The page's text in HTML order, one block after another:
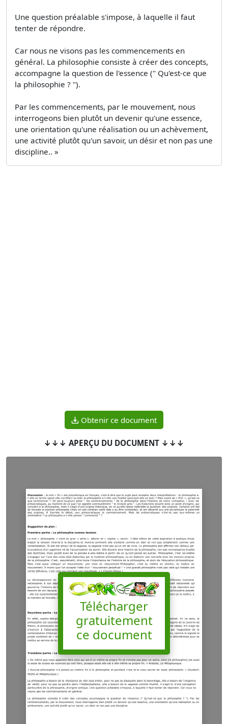
Une question préalable s'impose, à laquelle il faut
tenter de répondre.
Car nous ne visons pas les commencements en
général. La philosophie consiste à créer des concepts,
accompagne la question de l'essence (" Qu'est-ce que
la philosophie ? ").
Par les commencements, par le mouvement, nous
interrogeons bien plutôt un devenir qu'une essence,
une orientation qu'une réalisation ou un achèvement,
une activité plutôt qu'un savoir, un désir et non pas une
discipline.. »
Obtenir ce document
↓↓↓ APERÇU DU DOCUMENT ↓↓↓
Télécharger
gratuitement
ce document